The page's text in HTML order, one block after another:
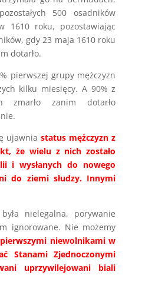
500 osadników
1610 roku, pozostawiając
gdy 23 maja 1610 roku
dotarło.
pierwszej grupy mężczyzn
kilku miesięcy. A 90% z
zmarło zanim dotarło
ujawniastatus mężczyzn z
że wielu z nich zostało
i wysłanych do nowego
do ziemi słudzy. Innymi
nielegalna, porywanie
ignorowane. Nie możemy
pierwszymi niewolnikami w
Stanami Zjednoczonymi
uprzywilejowani biali